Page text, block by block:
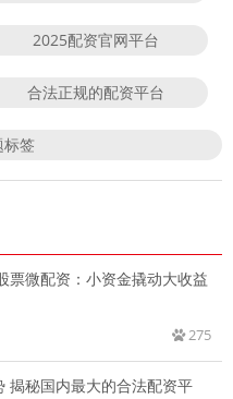
2025配资官网平台
合法正规的配资平台
签
票微配资：小资金撬动大收益
275
揭秘国内最大的合法配资平